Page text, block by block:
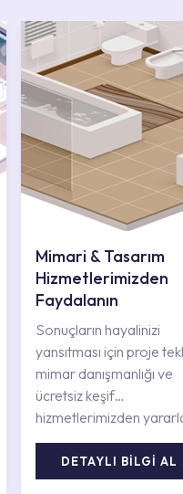
Mimari & Tasarım
Hizmetlerimizden
Faydalanın
Sonuçların hayalinizi
yansıtması için proje
mimar danışmanlığı ve
ücretsiz keşif
hizmetlerimizden
DETAYLI BİLGİ AL